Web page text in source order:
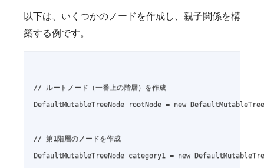
以下は、いくつかのノードを作成し、親子関係を構
築する例です。
// ルートノード（一番上の階層）を作成
DefaultMutableTreeNode rootNode = new
// 第1階層のノードを作成
DefaultMutableTreeNode category1 = new